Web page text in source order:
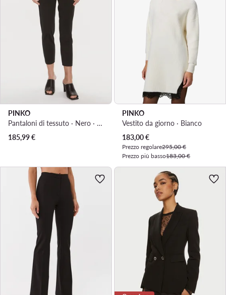
PINKO
Pantaloni di tessuto · Nero · Slim Fit
185,99€
PINKO
Vestito da giorno · Bianco
Prezzo attuale
183,00€
Prezzo regolare295,00 €
Prezzo più basso183,00 €